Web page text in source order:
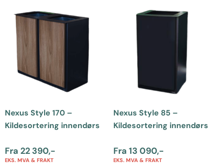
Nexus Style 170 –
Kildesortering innendørs
Fra 22 390,-
EKS. MVA & FRAKT
Nexus Style 85 –
Kildesortering innendørs
Fra 13 090,-
EKS. MVA & FRAKT